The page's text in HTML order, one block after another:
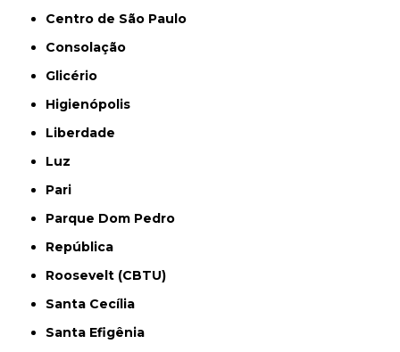
Centro de São Paulo
Consolação
Glicério
Higienópolis
Liberdade
Luz
Pari
Parque Dom Pedro
República
Roosevelt (CBTU)
Santa Cecília
Santa Efigênia